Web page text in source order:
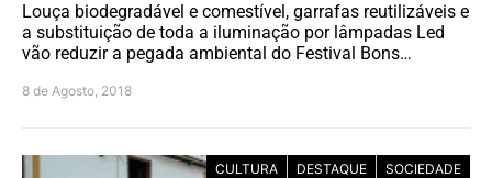
Louça biodegradável e comestível, garrafas reutilizáveis e
a substituição de toda a iluminação por lâmpadas Led
vão reduzir a pegada ambiental do Festival Bons…
8 de Agosto, 2018
CULTURA DESTAQUE SOCIEDADE